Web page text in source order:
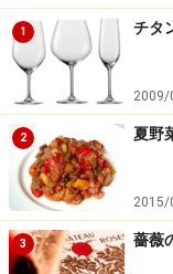
1 チタ
2009/
2 夏野
2015/
3 薔薇